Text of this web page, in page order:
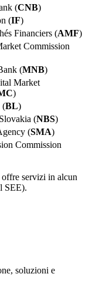
(CNB)
(IF)
Financiers (AMF)
Commission
(MNB)
Market
)
(BL)
(NBS)
(SMA)
Commission
servizi in alcun
SEE).
soluzioni e